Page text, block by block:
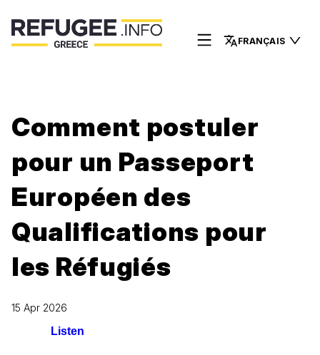
FRANÇAIS
Comment postuler
pour un Passeport
Européen des
Qualifications pour
les Réfugiés
15 Apr 2026
Listen